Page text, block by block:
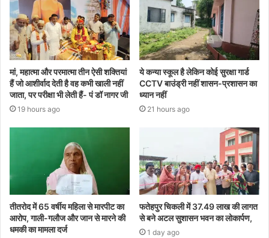
मां, महात्मा और परमात्मा तीन ऐसी शक्तियां
हैं जो आशीर्वाद देती है वह कभी खाली नहीं
जाता, पर परीक्षा भी लेती हैं- पं डॉ नागर जी
19 hours ago
ये कन्या स्कूल है लेकिन कोई सुरक्षा गार्ड
CCTV बाउंड्री नहीं शासन-प्रशासन का
ध्यान नहीं
21 hours ago
तीतरोद में 65 वर्षीय महिला से मारपीट का
आरोप, गाली-गलौज और जान से मारने की
धमकी का मामला दर्ज
फतेहपुर चिकली में 37.49 लाख की लागत
से बने अटल सुशासन भवन का लोकार्पण,
1 day ago